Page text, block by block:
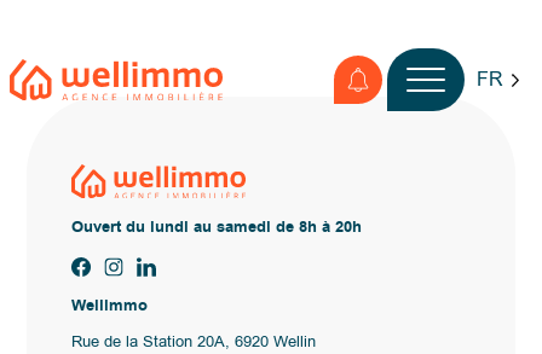
FR
Ouvert du lundi au samedi de 8h à 20h
Wellimmo
Rue de la Station 20A, 6920 Wellin